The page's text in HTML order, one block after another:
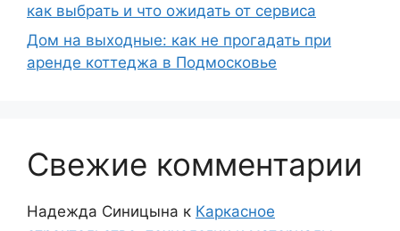
как выбрать и что ожидать от сервиса
Дом на выходные: как не прогадать при
аренде коттеджа в Подмосковье
Свежие комментарии
Надежда Синицына к Каркасное